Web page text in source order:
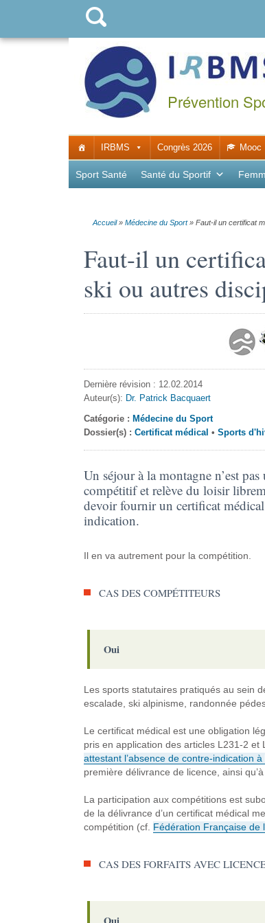
Prévention
IRBMS Congrès 2026 Mooc
Sport Santé Santé du Sportif
Accueil» Médecine du Sport» Faut-il un certificat
Faut-il un
ski ou autres
Dernière révision : 12.02.2014
Auteur(s): Dr. Patrick Bacquaert
Catégorie : Médecine du Sport
Dossier(s) : Certificat médical • Sports
Un séjour à la montagne n’est
compétitif et relève du loisir
devoir fournir un certificat
indication.
Il en va autrement pour la compétition.
CAS DES COMPÉTITEURS
Oui
Les sports statutaires pratiqués au sein
escalade, ski alpinisme, randonnée
Le certificat médical est une obligation
pris en application des articles L231-2 et
attestant l’absence de contre-indication
première délivrance de licence, ainsi
La participation aux compétitions est
de la délivrance d’un certificat médical
compétition (cf. Fédération Française de
CAS DES FORFAITS AVEC